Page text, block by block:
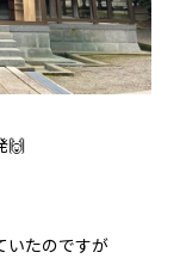
🙌
いたのですが